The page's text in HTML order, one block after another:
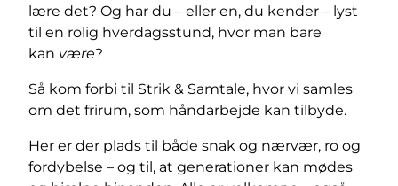
lære det? Og har du – eller en, du kender – lyst
til en rolig hverdagsstund, hvor man bare
kan være?
Så kom forbi til Strik & Samtale, hvor vi samles
om det frirum, som håndarbejde kan tilbyde.
Her er der plads til både snak og nærvær, ro og
fordybelse – og til, at generationer kan mødes